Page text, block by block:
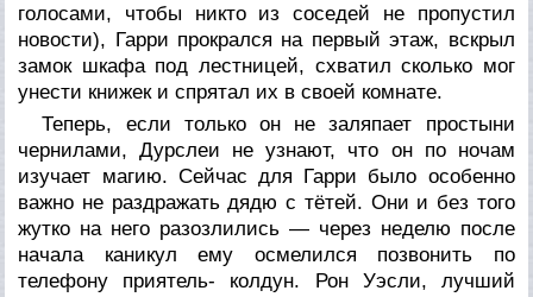
голосами, чтобы никто из соседей не пропустил
новости), Гарри прокрался на первый этаж, вскрыл
замок шкафа под лестницей, схватил сколько мог
унести книжек и спрятал их в своей комнате.
Теперь, если только он не заляпает простыни
чернилами, Дурслеи не узнают, что он по ночам
изучает магию. Сейчас для Гарри было особенно
важно не раздражать дядю с тётей. Они и без того
жутко на него разозлились — через неделю после
начала каникул ему осмелился позвонить по
телефону приятель- колдун. Рон Уэсли, лучший